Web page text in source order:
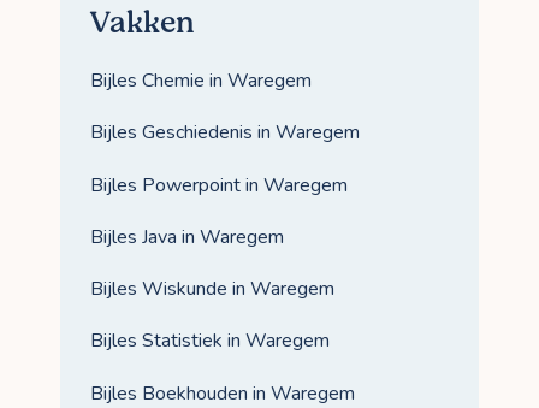
Vakken
Bijles Chemie in Waregem
Bijles Geschiedenis in Waregem
Bijles Powerpoint in Waregem
Bijles Java in Waregem
Bijles Wiskunde in Waregem
Bijles Statistiek in Waregem
Bijles Boekhouden in Waregem